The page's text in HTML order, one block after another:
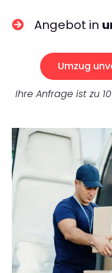
Angebot in
Umzug
Ihre Anfrage ist zu